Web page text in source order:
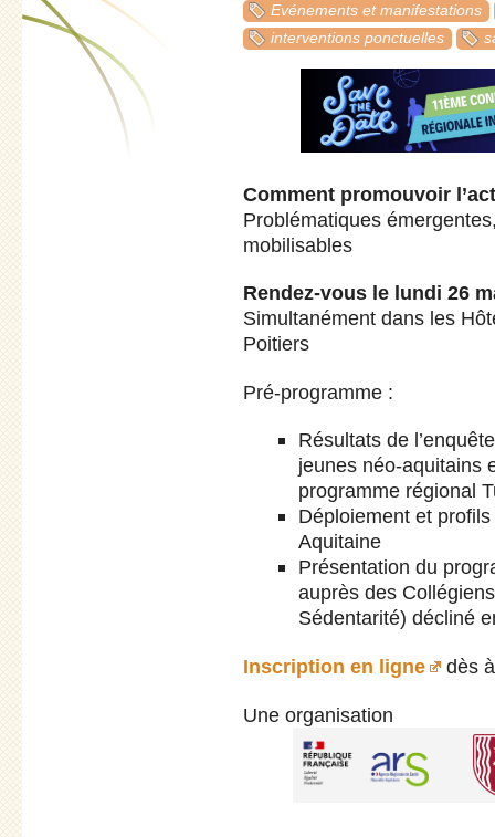
Evénements et manifestations
interventions ponctuelles
Comment promouvoir
Problématiques
mobilisables
Rendez-vous le lundi 26
Simultanément dans les
Poitiers
Pré-programme :
Résultats de
jeunes néo-aquitains
programme régional
Déploiement et
Aquitaine
Présentation du
auprès des
Sédentarité) décliné
Inscription en ligne dès
Une organisation